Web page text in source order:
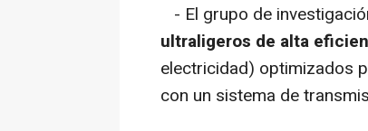
- El grupo de
ultraligeros de alta
electricidad) optimizados
con un sistema de